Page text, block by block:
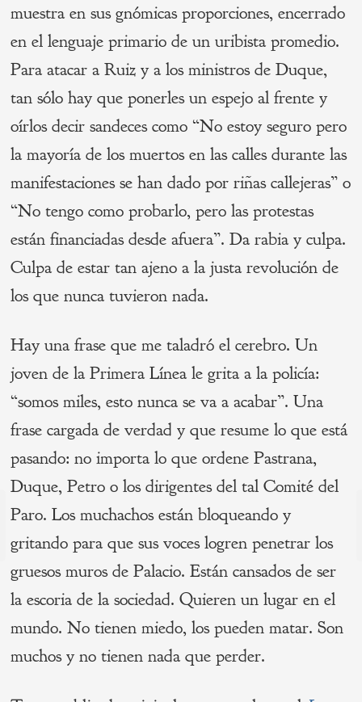
muestra en sus gnómicas proporciones, encerrado
en el lenguaje primario de un uribista promedio.
Para atacar a Ruiz y a los ministros de Duque,
tan sólo hay que ponerles un espejo al frente y
oírlos decir sandeces como “No estoy seguro pero
la mayoría de los muertos en las calles durante las
manifestaciones se han dado por riñas callejeras” o
“No tengo como probarlo, pero las protestas
están financiadas desde afuera”. Da rabia y culpa.
Culpa de estar tan ajeno a la justa revolución de
los que nunca tuvieron nada.
Hay una frase que me taladró el cerebro. Un
joven de la Primera Línea le grita a la policía:
“somos miles, esto nunca se va a acabar”. Una
frase cargada de verdad y que resume lo que está
pasando: no importa lo que ordene Pastrana,
Duque, Petro o los dirigentes del tal Comité del
Paro. Los muchachos están bloqueando y
gritando para que sus voces logren penetrar los
gruesos muros de Palacio. Están cansados de ser
la escoria de la sociedad. Quieren un lugar en el
mundo. No tienen miedo, los pueden matar. Son
muchos y no tienen nada que perder.
Navegación
de
entradas